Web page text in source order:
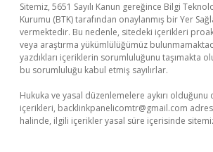
Sitemiz, 5651 Sayılı Kanun gereğince Bilgi
Kurumu (BTK) tarafından onaylanmış bir Yer
vermektedir. Bu nedenle, sitedeki içerikleri
veya araştırma yükümlülüğümüz
yazdıkları içeriklerin sorumluluğunu taşımakta
bu sorumluluğu kabul etmiş sayılırlar.
Hukuka ve yasal düzenlemelere aykırı
içerikleri, backlinkpanelicomtr@gmail.com
halinde, ilgili içerikler yasal süre içerisinde